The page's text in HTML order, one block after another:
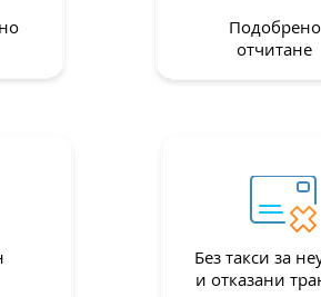
Подобрено
отчитане
Без такси за
и отказани